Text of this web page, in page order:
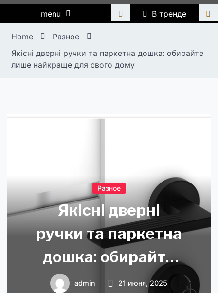
menu В тренде
Home
Разное
Якісні дверні ручки та паркетна дошка: обирайте
лише найкраще для свого дому
Разное
Якісні дверні
ручки та паркетна
дошка: обирайте
лише найкраще
admin 21 июня, 2025